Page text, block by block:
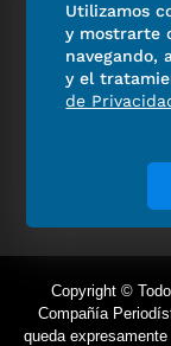
pollo
Angélica
Copyright ©
Compañía
queda
Utilizamos
y mostrarte
navegando,
y el
de